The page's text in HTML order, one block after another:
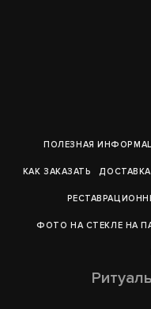
ПОЛЕЗНАЯ
КАК ЗАКАЗАТЬ ДОСТАВКА
ФОТО НА СТЕКЛЕ НА